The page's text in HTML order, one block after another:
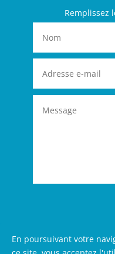
Remplissez
En poursuivant votre